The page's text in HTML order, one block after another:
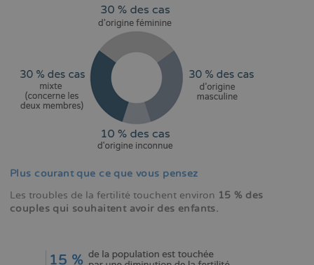
Plus courant que ce que vous pensez
Les troubles de la fertilité touchent environ 15 % des
couples qui souhaitent avoir des enfants.